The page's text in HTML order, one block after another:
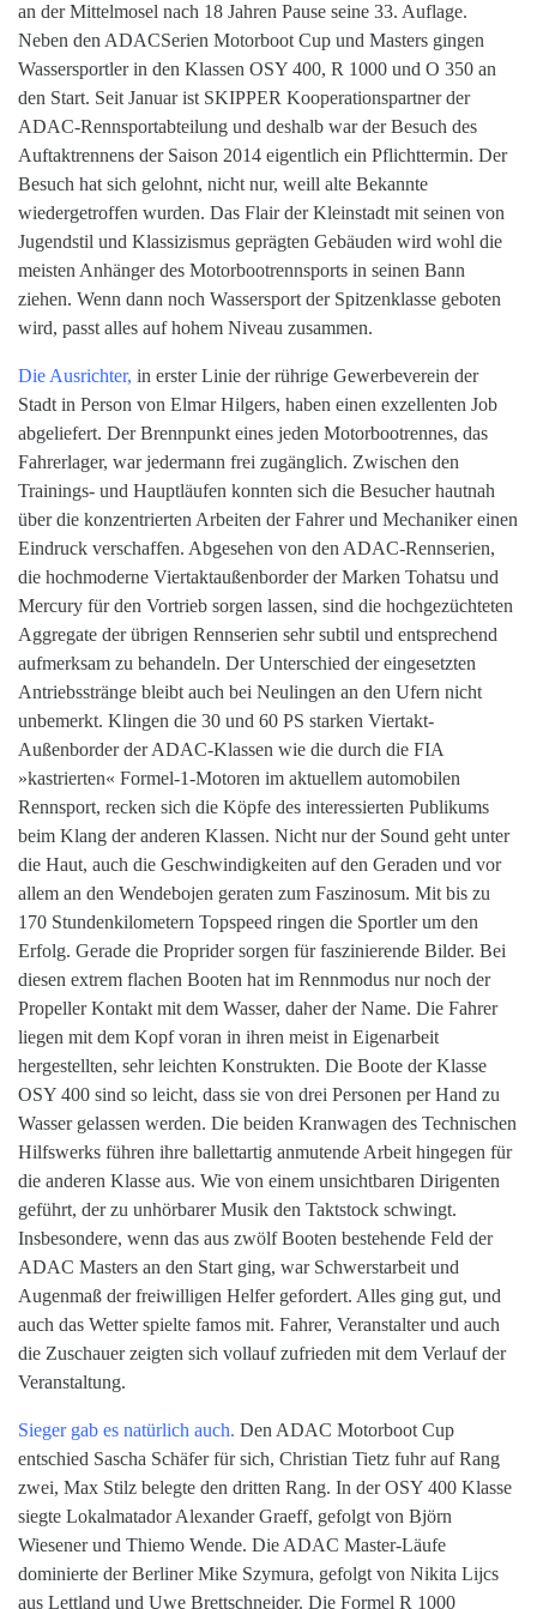
an der Mittelmosel nach 18 Jahren Pause seine 33. Auflage.
Neben den ADACSerien Motorboot Cup und Masters gingen
Wassersportler in den Klassen OSY 400, R 1000 und O 350 an
den Start. Seit Januar ist SKIPPER Kooperationspartner der
ADAC-Rennsportabteilung und deshalb war der Besuch des
Auftaktrennens der Saison 2014 eigentlich ein Pflichttermin. Der
Besuch hat sich gelohnt, nicht nur, weill alte Bekannte
wiedergetroffen wurden. Das Flair der Kleinstadt mit seinen von
Jugendstil und Klassizismus geprägten Gebäuden wird wohl die
meisten Anhänger des Motorbootrennsports in seinen Bann
ziehen. Wenn dann noch Wassersport der Spitzenklasse geboten
wird, passt alles auf hohem Niveau zusammen.
Die Ausrichter, in erster Linie der rührige Gewerbeverein der
Stadt in Person von Elmar Hilgers, haben einen exzellenten Job
abgeliefert. Der Brennpunkt eines jeden Motorbootrennes, das
Fahrerlager, war jedermann frei zugänglich. Zwischen den
Trainings- und Hauptläufen konnten sich die Besucher hautnah
über die konzentrierten Arbeiten der Fahrer und Mechaniker einen
Eindruck verschaffen. Abgesehen von den ADAC-Rennserien,
die hochmoderne Viertaktaußenborder der Marken Tohatsu und
Mercury für den Vortrieb sorgen lassen, sind die hochgezüchteten
Aggregate der übrigen Rennserien sehr subtil und entsprechend
aufmerksam zu behandeln. Der Unterschied der eingesetzten
Antriebsstränge bleibt auch bei Neulingen an den Ufern nicht
unbemerkt. Klingen die 30 und 60 PS starken Viertakt-
Außenborder der ADAC-Klassen wie die durch die FIA
»kastrierten« Formel-1-Motoren im aktuellem automobilen
Rennsport, recken sich die Köpfe des interessierten Publikums
beim Klang der anderen Klassen. Nicht nur der Sound geht unter
die Haut, auch die Geschwindigkeiten auf den Geraden und vor
allem an den Wendebojen geraten zum Faszinosum. Mit bis zu
170 Stundenkilometern Topspeed ringen die Sportler um den
Erfolg. Gerade die Proprider sorgen für faszinierende Bilder. Bei
diesen extrem flachen Booten hat im Rennmodus nur noch der
Propeller Kontakt mit dem Wasser, daher der Name. Die Fahrer
liegen mit dem Kopf voran in ihren meist in Eigenarbeit
hergestellten, sehr leichten Konstrukten. Die Boote der Klasse
OSY 400 sind so leicht, dass sie von drei Personen per Hand zu
Wasser gelassen werden. Die beiden Kranwagen des Technischen
Hilfswerks führen ihre ballettartig anmutende Arbeit hingegen für
die anderen Klasse aus. Wie von einem unsichtbaren Dirigenten
geführt, der zu unhörbarer Musik den Taktstock schwingt.
Insbesondere, wenn das aus zwölf Booten bestehende Feld der
ADAC Masters an den Start ging, war Schwerstarbeit und
Augenmaß der freiwilligen Helfer gefordert. Alles ging gut, und
auch das Wetter spielte famos mit. Fahrer, Veranstalter und auch
die Zuschauer zeigten sich vollauf zufrieden mit dem Verlauf der
Veranstaltung.
Sieger gab es natürlich auch. Den ADAC Motorboot Cup
entschied Sascha Schäfer für sich, Christian Tietz fuhr auf Rang
zwei, Max Stilz belegte den dritten Rang. In der OSY 400 Klasse
siegte Lokalmatador Alexander Graeff, gefolgt von Björn
Wiesener und Thiemo Wende. Die ADAC Master-Läufe
dominierte der Berliner Mike Szymura, gefolgt von Nikita Lijcs
aus Lettland und Uwe Brettschneider. Die Formel R 1000